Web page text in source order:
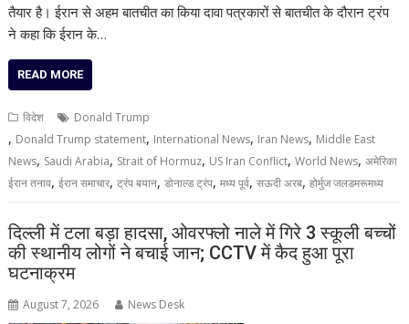
तैयार है। ईरान से अहम बातचीत का किया दावा पत्रकारों से बातचीत के दौरान ट्रंप
ने कहा कि ईरान के…
READ MORE
विदेश Donald Trump
, Donald Trump statement, International News, Iran News, Middle East
News, Saudi Arabia, Strait of Hormuz, US Iran Conflict,World News,अमेरिका
ईरान तनाव,ईरान समाचार,ट्रंप बयान,डोनाल्ड ट्रंप,मध्य पूर्व,सऊदी अरब,होर्मुज जलडमरूमध्य
दिल्ली में टला बड़ा हादसा, ओवरफ्लो नाले में गिरे 3 स्कूली बच्चों
की स्थानीय लोगों ने बचाई जान; CCTV में कैद हुआ पूरा
घटनाक्रम
August 7, 2026 News Desk